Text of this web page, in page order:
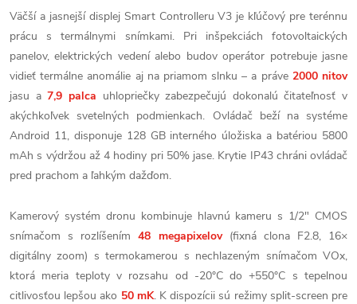
Väčší a jasnejší displej Smart Controlleru V3 je kľúčový pre terénnu
prácu s termálnymi snímkami. Pri inšpekciách fotovoltaických
panelov, elektrických vedení alebo budov operátor potrebuje jasne
vidieť termálne anomálie aj na priamom slnku – a práve 2000 nitov
jasu a7,9 palca uhlopriečky zabezpečujú dokonalú čitateľnosť v
akýchkoľvek svetelných podmienkach. Ovládač beží na systéme
Android 11, disponuje 128 GB interného úložiska a batériou 5800
mAh s výdržou až 4 hodiny pri 50% jase. Krytie IP43 chráni ovládač
pred prachom a ľahkým dažďom.
Kamerový systém dronu kombinuje hlavnú kameru s 1/2" CMOS
snímačom s rozlíšením48 megapixelov(fixná clona F2.8, 16×
digitálny zoom) s termokamerou s nechlazeným snímačom VOx,
ktorá meria teploty v rozsahu od -20°C do +550°C s tepelnou
citlivosťou lepšou ako 50 mK. K dispozícii sú režimy split-screen pre